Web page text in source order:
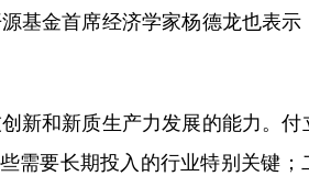
基金首席经济学家杨德龙也表
和新质生产力发展的能力。付
需要长期投入的行业特别关键